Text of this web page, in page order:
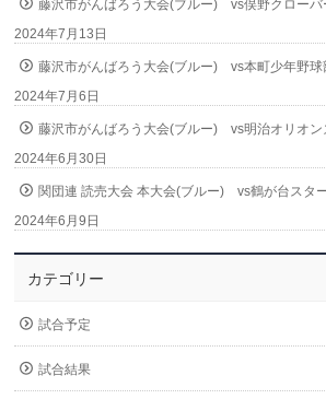
藤沢市がんばろう大会(ブルー) vs俣野クローバ
2024年7月13日
藤沢市がんばろう大会(ブルー) vs本町少年野球
2024年7月6日
藤沢市がんばろう大会(ブルー) vs明治オリオン
2024年6月30日
関団連 読売大会 本大会(ブルー) vs鶴が台スタ
2024年6月9日
カテゴリー
試合予定
試合結果